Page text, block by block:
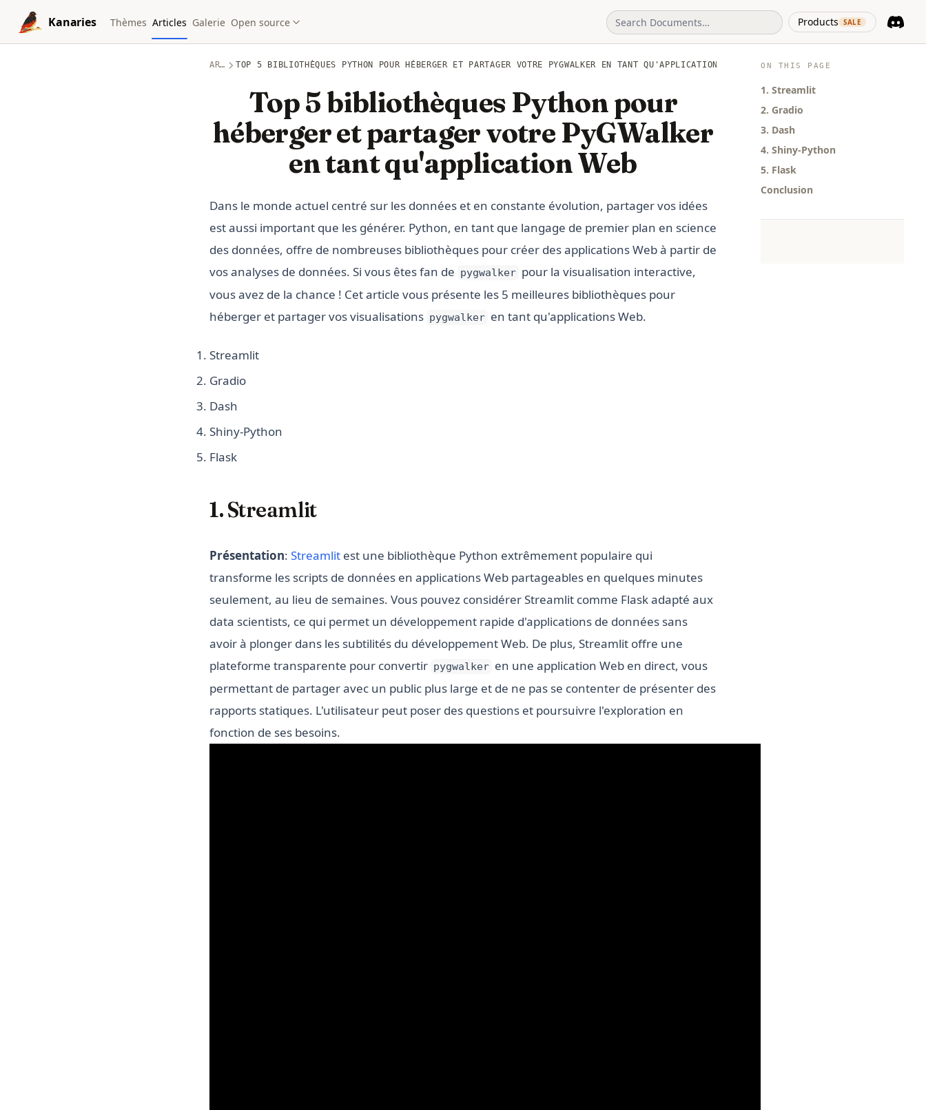
Skip to content
Kanaries
Thèmes Articles Galerie Open source Products SALE
(opens in
ON THIS PAGE
1. Streamlit
2. Gradio
3. Dash
4. Shiny-Python
5. Flask
Conclusion
ARTICLES TOP 5 BIBLIOTHÈQUES PYTHON POUR HÉBERGER ET PARTAGER VOTRE PYGWALKER EN TANT QU'APPLICATION WEB
Top 5 bibliothèques Python pour
héberger et partager votre PyGWalker
en tant qu'application Web
Dans le monde actuel centré sur les données et en constante évolution, partager vos idées
est aussi important que les générer. Python, en tant que langage de premier plan en science
des données, offre de nombreuses bibliothèques pour créer des applications Web à partir de
vos analyses de données. Si vous êtes fan de pygwalker pour la visualisation interactive,
vous avez de la chance ! Cet article vous présente les 5 meilleures bibliothèques pour
héberger et partager vos visualisations pygwalker en tant qu'applications Web.
Streamlit
Gradio
Dash
Shiny-Python
Flask
1. Streamlit
Présentation: Streamlit(opens in a new tab)
est une bibliothèque Python extrêmement populaire qui
transforme les scripts de données en applications Web partageables en quelques minutes
seulement, au lieu de semaines. Vous pouvez considérer Streamlit comme Flask adapté aux
data scientists, ce qui permet un développement rapide d'applications de données sans
avoir à plonger dans les subtilités du développement Web. De plus, Streamlit offre une
plateforme transparente pour convertir pygwalker en une application Web en direct, vous
permettant de partager avec un public plus large et de ne pas se contenter de présenter des
rapports statiques. L'utilisateur peut poser des questions et poursuivre l'exploration en
fonction de ses besoins.